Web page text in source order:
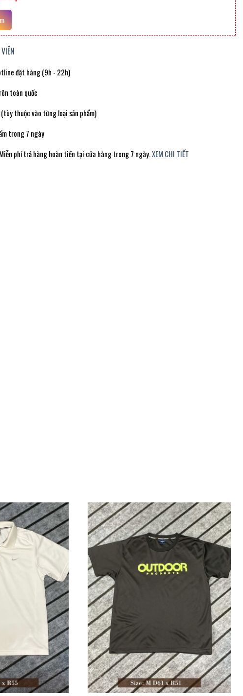
đặt hàng (9h - 22h)
toàn quốc
(tùy thuộc vào từng loại sản phẩm)
trong 7 ngày
phí trả hàng hoàn tiền tại cửa hàng trong 7 ngày.XEM CHI TIẾT